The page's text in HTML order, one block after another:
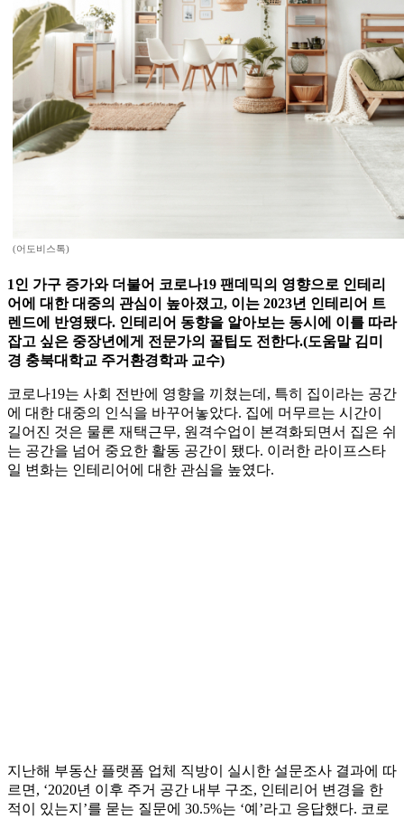
(어도비스톡)
1인 가구 증가와 더불어 코로나19 팬데믹의 영향으로 인테리
어에 대한 대중의 관심이 높아졌고, 이는 2023년 인테리어 트
렌드에 반영됐다. 인테리어 동향을 알아보는 동시에 이를 따라
잡고 싶은 중장년에게 전문가의 꿀팁도 전한다.(도움말 김미
경 충북대학교 주거환경학과 교수)
코로나19는 사회 전반에 영향을 끼쳤는데, 특히 집이라는 공간
에 대한 대중의 인식을 바꾸어놓았다. 집에 머무르는 시간이
길어진 것은 물론 재택근무, 원격수업이 본격화되면서 집은 쉬
는 공간을 넘어 중요한 활동 공간이 됐다. 이러한 라이프스타
일 변화는 인테리어에 대한 관심을 높였다.
지난해 부동산 플랫폼 업체 직방이 실시한 설문조사 결과에 따
르면, ‘2020년 이후 주거 공간 내부 구조, 인테리어 변경을 한
적이 있는지’를 묻는 질문에 30.5%는 ‘예’라고 응답했다. 코로